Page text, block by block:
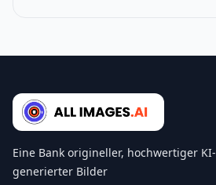
Eine Bank origineller, hochwertiger KI-
generierter Bilder